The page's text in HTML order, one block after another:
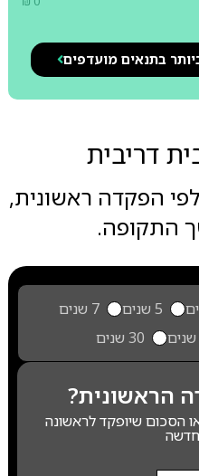
בתנאים מועדפים
דריבית
הפקדה ראשונית,
התקופה.
5 שנים
7 שנים
30 שנים
הראשונית?
הסכום שיופקד לראשונה